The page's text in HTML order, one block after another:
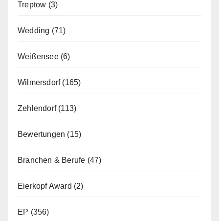
Treptow (3)
Wedding (71)
Weißensee(6)
Wilmersdorf(165)
Zehlendorf(113)
Bewertungen (15)
Branchen & Berufe (47)
Eierkopf Award (2)
EP (356)